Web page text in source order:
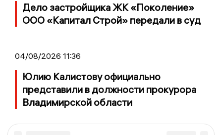
Дело застройщика ЖК «Поколение»
ООО «Капитал Строй» передали в суд
04/08/2026 11:36
Юлию Калистову официально
представили в должности прокурора
Владимирской области